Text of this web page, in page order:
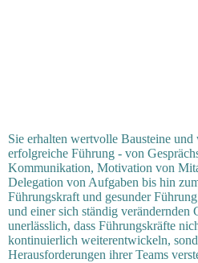
Sie erhalten wertvolle Bausteine
erfolgreiche Führung - von
Kommunikation, Motivation von
Delegation von Aufgaben bis hin
Führungskraft und gesunder
und einer sich ständig verändernden
unerlässlich, dass Führungskräfte
kontinuierlich weiterentwickeln,
Herausforderungen ihrer Teams